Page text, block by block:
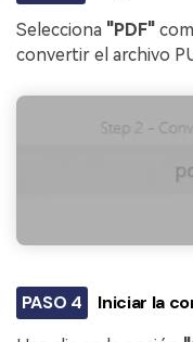
Selecciona "PDF"
convertir el archivo
PASO 4 Iniciar la